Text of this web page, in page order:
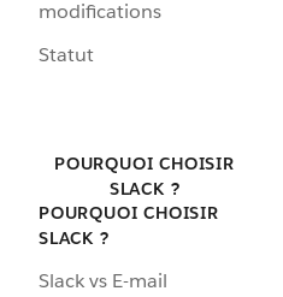
modifications
Statut
POURQUOI CHOISIR
SLACK ?
POURQUOI CHOISIR
SLACK ?
Slack vs E-mail